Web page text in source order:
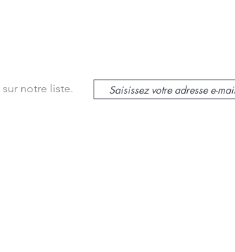
sur notre liste.